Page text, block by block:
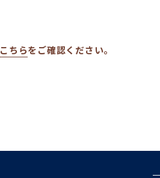
こちらをご確認ください。